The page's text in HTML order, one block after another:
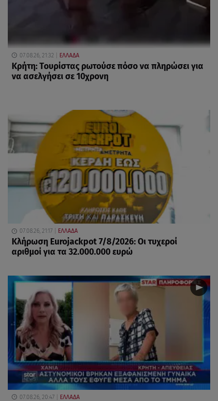
07.08.26, 21:32 ΕΛΛΑΔΑ
Κρήτη: Τουρίστας ρωτούσε πόσο να πληρώσει για
να ασελγήσει σε 10χρονη
07.08.26, 21:17 ΕΛΛΑΔΑ
Κλήρωση Eurojackpot 7/8/2026: Οι τυχεροί
αριθμοί για τα 32.000.000 ευρώ
07.08.26, 20:47 ΕΛΛΑΔΑ